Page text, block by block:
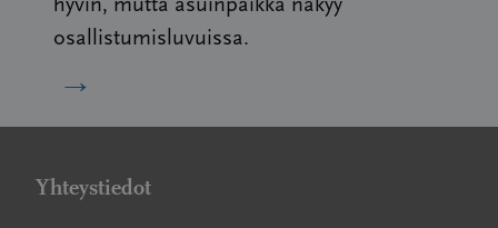
hyvin, mutta asuinpaikka näkyy
osallistumisluvuissa.
→
Yhteystiedot